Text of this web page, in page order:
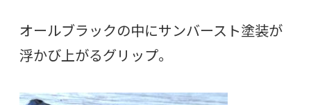
オールブラックの中にサンバースト塗装が
浮かび上がるグリップ。